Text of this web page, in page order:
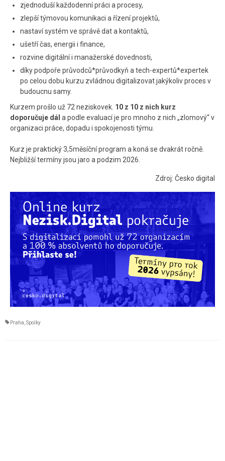
zjednoduší každodenní práci a procesy,
zlepší týmovou komunikaci a řízení projektů,
nastaví systém ve správě dat a kontaktů,
ušetří čas, energii i finance,
rozvine digitální i manažerské dovednosti,
díky podpoře průvodců*průvodkyň a tech-expertů*expertek
po celou dobu kurzu zvládnou digitalizovat jakýkoliv proces v
budoucnu samy.
Kurzem prošlo už 72 neziskovek. 10 z 10 z nich kurz
doporučuje dál a podle evaluací je pro mnoho z nich „zlomový“ v
organizaci práce, dopadu i spokojenosti týmu.
Kurz je praktický 3,5měsíční program a koná se dvakrát ročně.
Nejbližší termíny jsou jaro a podzim 2026.
Zdroj: Česko digital
Praha,Spolky